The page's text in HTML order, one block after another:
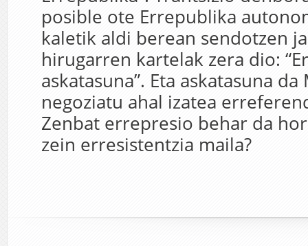
posible ote Errepublika
kaletik aldi berean sendotzen
hirugarren kartelak zera dio:
askatasuna”. Eta askatasuna
negoziatu ahal izatea
Zenbat errepresio behar da
zein erresistentzia maila?